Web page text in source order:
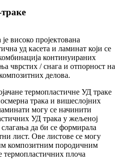
високо пројектована
уд касета и ламинат који се
континуираних
чврстих / снага и отпорност на
делова.
термопластичне УД траке
трака и вишеслојних
могу се начинити
УД трака у жељеној
слагања да би се формирала
лист. Ове листове се могу
композитним породичним
плоча